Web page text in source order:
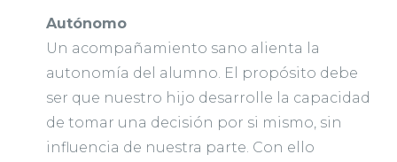
Autónomo
Un acompañamiento sano alienta la
autonomía del alumno. El propósito debe
ser que nuestro hijo desarrolle la capacidad
de tomar una decisión por si mismo, sin
influencia de nuestra parte. Con ello